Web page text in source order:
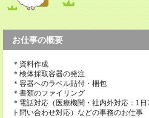
お仕事の概要
＊資料作成
＊検体採取容器の発注
＊容器へのラベル貼付・梱包
＊書類のファイリング
＊電話対応（医療機関・社内外対応：1
ト問い合わせ対応）などの事務のお仕事